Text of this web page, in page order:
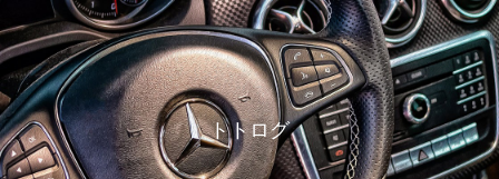
トトログ